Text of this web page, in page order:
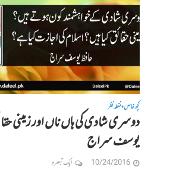
کچھ خاص•نقطہ نظر
دوسری شادی کی ہاں ناں اور زمینی
یوسف سراج
10/24/2016 ایک تبصرہ